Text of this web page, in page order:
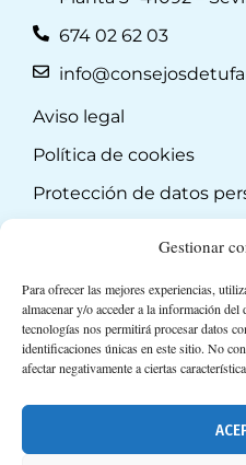
Gestionar
Para ofrecer las mejores experiencias,
almacenar y/o acceder a la información
tecnologías nos permitirá procesar datos
identificaciones únicas en este sitio. No
afectar negativamente a ciertas
674 02 62 03
Aviso legal
Política de cookies
Protección de datos